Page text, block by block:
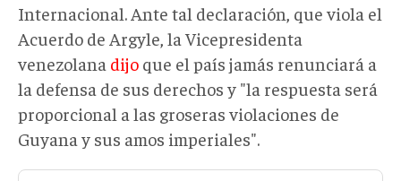
Internacional. Ante tal declaración, que viola el
Acuerdo de Argyle, la Vicepresidenta
venezolana dijo que el país jamás renunciará a
la defensa de sus derechos y "la respuesta será
proporcional a las groseras violaciones de
Guyana y sus amos imperiales".